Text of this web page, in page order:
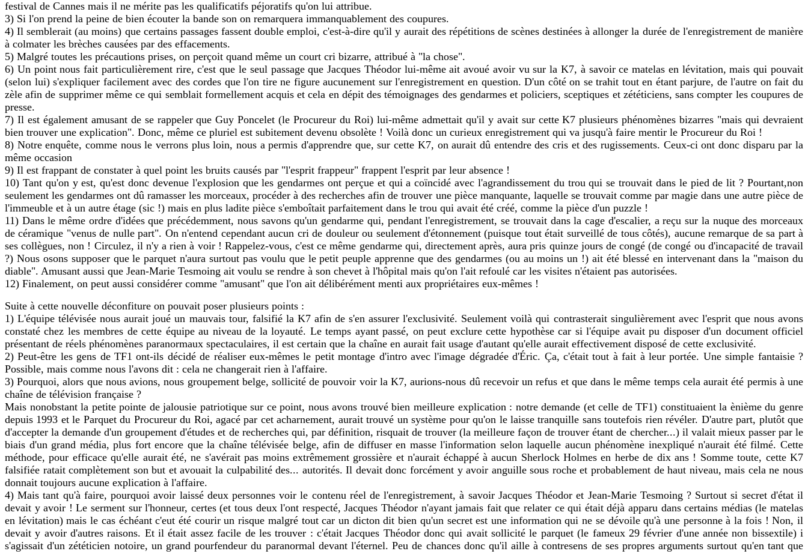
festival de Cannes mais il ne mérite pas les qualificatifs péjoratifs qu'on lui attribue.
3) Si l'on prend la peine de bien écouter la bande son on remarquera immanquablement des coupures.
4) Il semblerait (au moins) que certains passages fassent double emploi, c'est-à-dire qu'il y aurait des répétitions de scènes destinées à allonger la durée de l'enregistrement de manière
à colmater les brèches causées par des effacements.
5) Malgré toutes les précautions prises, on perçoit quand même un court cri bizarre, attribué à "la chose".
6) Un point nous fait particulièrement rire, c'est que le seul passage que Jacques Théodor lui-même ait avoué avoir vu sur la K7, à savoir ce matelas en lévitation, mais qui pouvait
(selon lui) s'expliquer facilement avec des cordes que l'on tire ne figure aucunement sur l'enregistrement en question. D'un côté on se trahit tout en étant parjure, de l'autre on fait du
zèle afin de supprimer même ce qui semblait formellement acquis et cela en dépit des témoignages des gendarmes et policiers, sceptiques et zététiciens, sans compter les coupures de
presse.
7) Il est également amusant de se rappeler que Guy Poncelet (le Procureur du Roi) lui-même admettait qu'il y avait sur cette K7 plusieurs phénomènes bizarres "mais qui devraient
bien trouver une explication". Donc, même ce pluriel est subitement devenu obsolète ! Voilà donc un curieux enregistrement qui va jusqu'à faire mentir le Procureur du Roi !
8) Notre enquête, comme nous le verrons plus loin, nous a permis d'apprendre que, sur cette K7, on aurait dû entendre des cris et des rugissements. Ceux-ci ont donc disparu par la
même occasion
9) Il est frappant de constater à quel point les bruits causés par "l'esprit frappeur" frappent l'esprit par leur absence !
10) Tant qu'on y est, qu'est donc devenue l'explosion que les gendarmes ont perçue et qui a coïncidé avec l'agrandissement du trou qui se trouvait dans le pied de lit ? Pourtant,non
seulement les gendarmes ont dû ramasser les morceaux, procéder à des recherches afin de trouver une pièce manquante, laquelle se trouvait comme par magie dans une autre pièce de
l'immeuble et à un autre étage (sic !) mais en plus ladite pièce s'emboîtait parfaitement dans le trou qui avait été créé, comme la pièce d'un puzzle !
11) Dans le même ordre d'idées que précédemment, nous savons qu'un gendarme qui, pendant l'enregistrement, se trouvait dans la cage d'escalier, a reçu sur la nuque des morceaux
de céramique "venus de nulle part". On n'entend cependant aucun cri de douleur ou seulement d'étonnement (puisque tout était surveillé de tous côtés), aucune remarque de sa part à
ses collègues, non ! Circulez, il n'y a rien à voir ! Rappelez-vous, c'est ce même gendarme qui, directement après, aura pris quinze jours de congé (de congé ou d'incapacité de travail
?) Nous osons supposer que le parquet n'aura surtout pas voulu que le petit peuple apprenne que des gendarmes (ou au moins un !) ait été blessé en intervenant dans la "maison du
diable". Amusant aussi que Jean-Marie Tesmoing ait voulu se rendre à son chevet à l'hôpital mais qu'on l'ait refoulé car les visites n'étaient pas autorisées.
12) Finalement, on peut aussi considérer comme "amusant" que l'on ait délibérément menti aux propriétaires eux-mêmes !
Suite à cette nouvelle déconfiture on pouvait poser plusieurs points :
1) L'équipe télévisée nous aurait joué un mauvais tour, falsifié la K7 afin de s'en assurer l'exclusivité. Seulement voilà qui contrasterait singulièrement avec l'esprit que nous avons
constaté chez les membres de cette équipe au niveau de la loyauté. Le temps ayant passé, on peut exclure cette hypothèse car si l'équipe avait pu disposer d'un document officiel
présentant de réels phénomènes paranormaux spectaculaires, il est certain que la chaîne en aurait fait usage d'autant qu'elle aurait effectivement disposé de cette exclusivité.
2) Peut-être les gens de TF1 ont-ils décidé de réaliser eux-mêmes le petit montage d'intro avec l'image dégradée d'Éric. Ça, c'était tout à fait à leur portée. Une simple fantaisie ?
Possible, mais comme nous l'avons dit : cela ne changerait rien à l'affaire.
3) Pourquoi, alors que nous avions, nous groupement belge, sollicité de pouvoir voir la K7, aurions-nous dû recevoir un refus et que dans le même temps cela aurait été permis à une
chaîne de télévision française ?
Mais nonobstant la petite pointe de jalousie patriotique sur ce point, nous avons trouvé bien meilleure explication : notre demande (et celle de TF1) constituaient la ènième du genre
depuis 1993 et le Parquet du Procureur du Roi, agacé par cet acharnement, aurait trouvé un système pour qu'on le laisse tranquille sans toutefois rien révéler. D'autre part, plutôt que
d'accepter la demande d'un groupement d'études et de recherches qui, par définition, risquait de trouver (la meilleure façon de trouver étant de chercher...) il valait mieux passer par le
biais d'un grand média, plus fort encore que la chaîne télévisée belge, afin de diffuser en masse l'information selon laquelle aucun phénomène inexpliqué n'aurait été filmé. Cette
méthode, pour efficace qu'elle aurait été, ne s'avérait pas moins extrêmement grossière et n'aurait échappé à aucun Sherlock Holmes en herbe de dix ans ! Somme toute, cette K7
falsifiée ratait complètement son but et avouait la culpabilité des... autorités. Il devait donc forcément y avoir anguille sous roche et probablement de haut niveau, mais cela ne nous
donnait toujours aucune explication à l'affaire.
4) Mais tant qu'à faire, pourquoi avoir laissé deux personnes voir le contenu réel de l'enregistrement, à savoir Jacques Théodor et Jean-Marie Tesmoing ? Surtout si secret d'état il
devait y avoir ! Le serment sur l'honneur, certes (et tous deux l'ont respecté, Jacques Théodor n'ayant jamais fait que relater ce qui était déjà apparu dans certains médias (le matelas
en lévitation) mais le cas échéant c'eut été courir un risque malgré tout car un dicton dit bien qu'un secret est une information qui ne se dévoile qu'à une personne à la fois ! Non, il
devait y avoir d'autres raisons. Et il était assez facile de les trouver : c'était Jacques Théodor donc qui avait sollicité le parquet (le fameux 29 février d'une année non bissextile) i
s'agissait d'un zététicien notoire, un grand pourfendeur du paranormal devant l'éternel. Peu de chances donc qu'il aille à contresens de ses propres arguments surtout qu'en tant que